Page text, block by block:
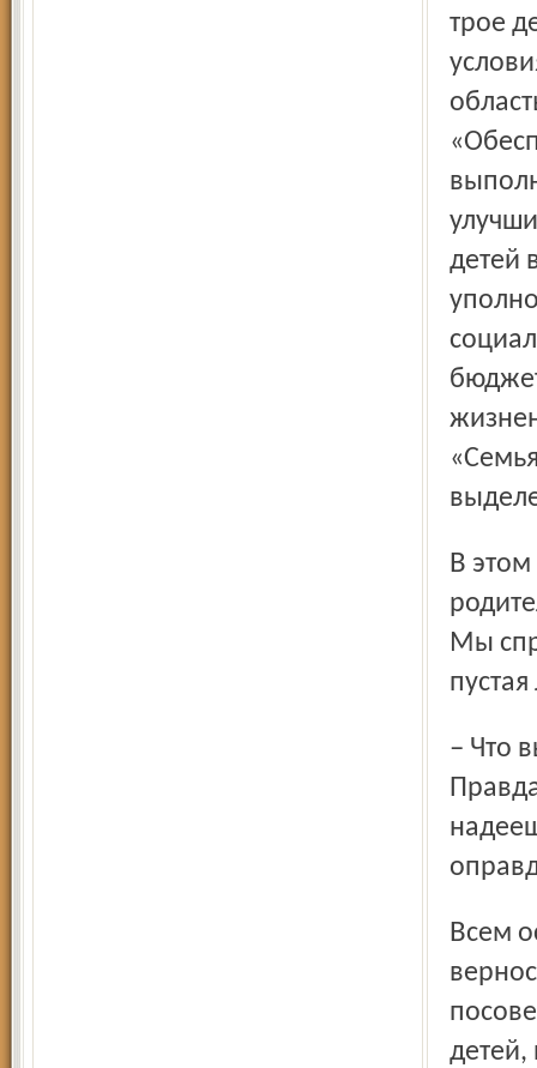
трое
детей
В этом ряду награждение медалями «За верность
Мы
– Что вы! Пригласили, награждают – это очень приятно!
Всем остальным, ещё не получившим награды за
детей,